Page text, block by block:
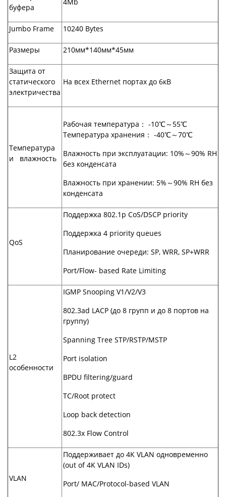
буфера
Jumbo Frame 10240 Bytes
Размеры 210мм*140мм*45мм
Защита от
статического
электричества
На всех Ethernet портах до 6кВ
Температура
и влажность
Рабочая температура： -10℃～55℃
Температура хранения： -40℃～70℃
Влажность при эксплуатации: 10%～90% RH
без конденсата
Влажность при хранении: 5%～90% RH без
конденсата
QoS
Поддержка 802.1p CoS/DSCP priority
Поддержка 4 priority queues
Планирование очереди: SP, WRR, SP+WRR
Port/Flow- based Rate Limiting
L2
особенности
IGMP Snooping V1/V2/V3
802.3ad LACP (до 8 групп и до 8 портов на
группу)
Spanning Tree STP/RSTP/MSTP
Port isolation
BPDU filtering/guard
TC/Root protect
Loop back detection
802.3x Flow Control
VLAN
Поддерживает до 4K VLAN одновременно
(out of 4K VLAN IDs)
Port/ MAC/Protocol-based VLAN